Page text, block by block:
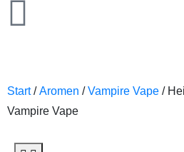
Start/Aromen /Vampire Vape /
Vampire Vape